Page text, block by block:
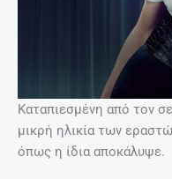
Καταπιεσμένη από τον
μικρή ηλικία των
όπως η ίδια αποκάλυψε.